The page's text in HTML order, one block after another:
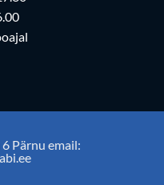
Pärnu email: